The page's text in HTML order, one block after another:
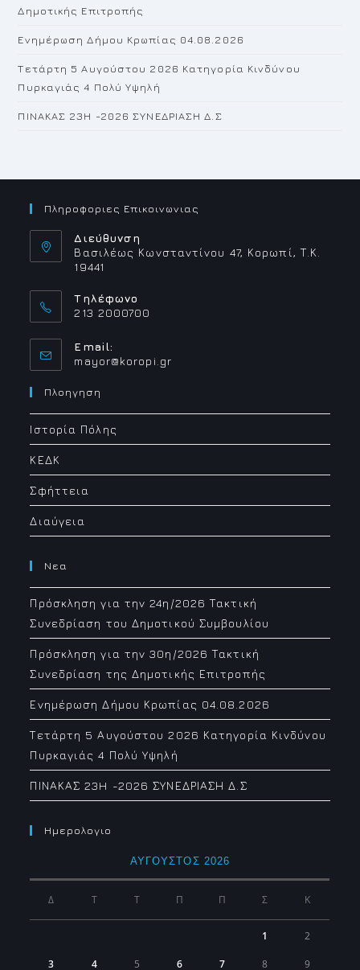
Δημοτικής Επιτροπής
Ενημέρωση Δήμου Κρωπίας 04.08.2026
Τετάρτη 5 Αυγούστου 2026 Κατηγορία Κινδύνου
Πυρκαγιάς 4 Πολύ Υψηλή
ΠΙΝΑΚΑΣ 23H -2026 ΣΥΝΕΔΡΙΑΣΗ Δ.Σ
Πληροφοριες Επικοινωνιας
Διεύθυνση
Βασιλέως Κωνσταντίνου 47, Κορωπί, Τ.Κ.
19441
Τηλέφωνο
213 2000700
Email:
mayor@koropi.grOpens
Πλοηγηση
Ιστορία Πόλης
ΚΕΔΚ
Σφήττεια
Διαύγεια
Νεα
Πρόσκληση για την 24η/2026 Τακτική
Συνεδρίαση του Δημοτικού Συμβουλίου
Πρόσκληση για την 30η/2026 Τακτική
Συνεδρίαση της Δημοτικής Επιτροπής
Ενημέρωση Δήμου Κρωπίας 04.08.2026
Τετάρτη 5 Αυγούστου 2026 Κατηγορία Κινδύνου
Πυρκαγιάς 4 Πολύ Υψηλή
ΠΙΝΑΚΑΣ 23H -2026 ΣΥΝΕΔΡΙΑΣΗ Δ.Σ
Ημερολογιο
ΑΎΓΟΥΣΤΟΣ 2026
Δ Τ Τ Π Π Σ Κ
1 2
3 4 5 6 7 8 9